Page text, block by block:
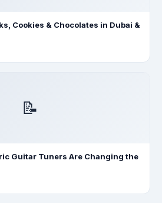
Cookies & Chocolates in Dubai &
📝
Guitar Tuners Are Changing the